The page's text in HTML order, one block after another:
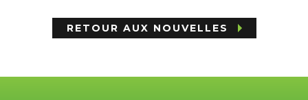
RETOUR AUX NOUVELLES